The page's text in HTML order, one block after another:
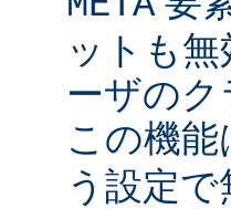
ットも
ーザの
この機能
う設定